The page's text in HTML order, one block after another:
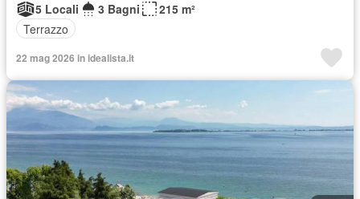
5 Locali
3 Bagni
215 m²
Terrazzo
22 mag 2026 in idealista.it